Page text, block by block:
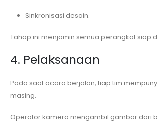
Sinkronisasi desain.
Tahap ini menjamin semua perangkat siap
4. Pelaksanaan
Pada saat acara berjalan, tiap tim
masing.
Operator kamera mengambil gambar dari